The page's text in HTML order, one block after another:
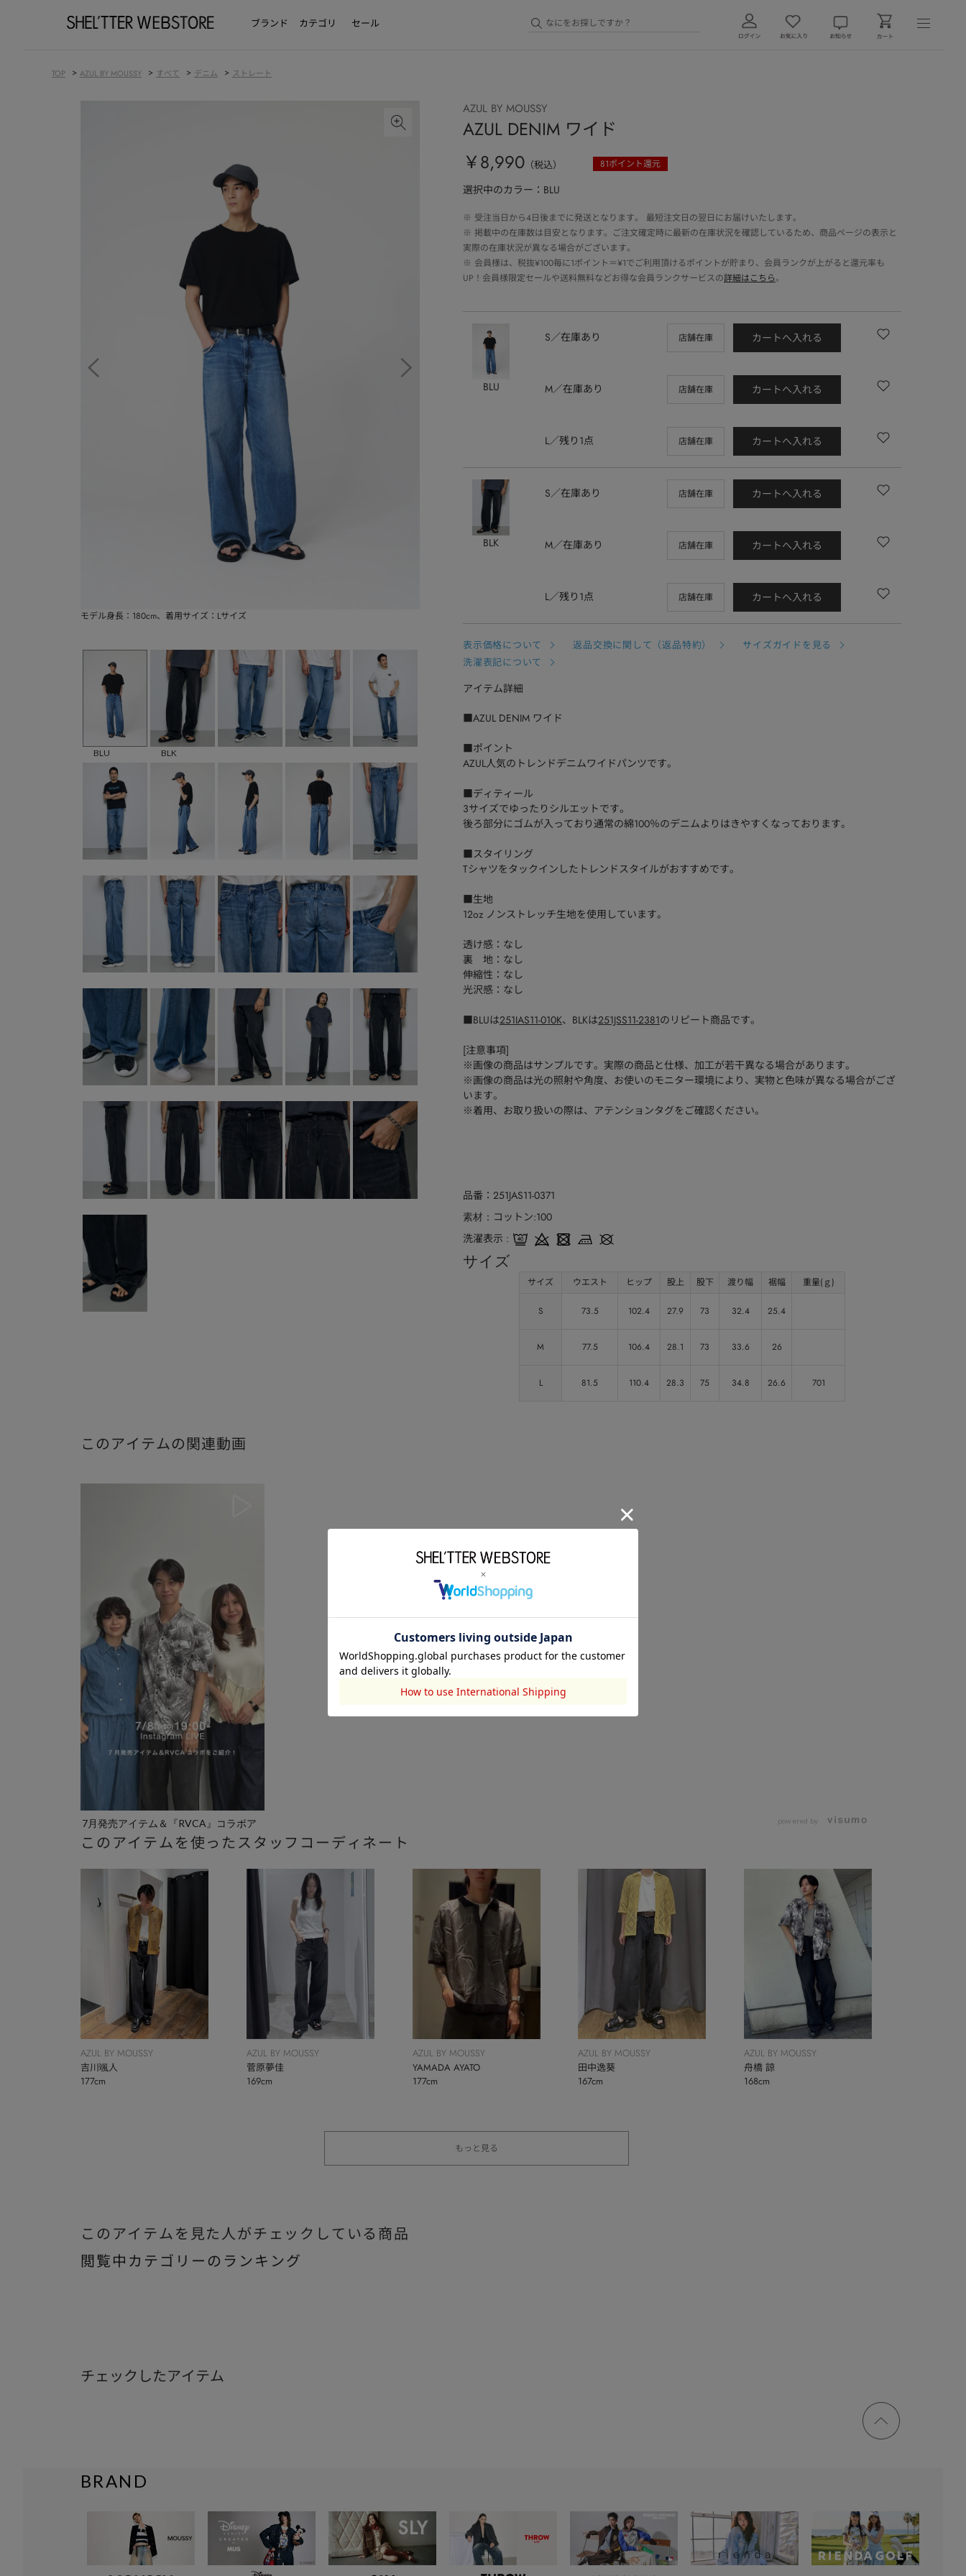
ブランド カテゴリ セール
TOP > AZUL BY MOUSSY > すべて > デニム > ストレート
モデル身長：180cm、着用サイズ：Lサイズ
BLU BLK
AZUL BY MOUSSY
AZUL DENIM ワイド
￥8,990 （税込） 81ポイント還元
選択中のカラー：BLU
※ 受注当日から4日後までに発送となります。 最短注文日の翌日にお届けいたします。
※ 掲載中の在庫数は目安となります。ご注文確定時に最新の在庫状況を確認しているため、商品ページの表示と
実際の在庫状況が異なる場合がございます。
※ 会員様は、税抜¥100毎に1ポイント＝¥1でご利用頂けるポイントが貯まり、会員ランクが上がると還元率も
UP！会員様限定セールや送料無料などお得な会員ランクサービスの詳細はこちら。
BLU
S 在庫あり 店舗在庫 カートへ入れる
M 在庫あり 店舗在庫 カートへ入れる
L 残り1点 店舗在庫 カートへ入れる
BLK
S 在庫あり 店舗在庫 カートへ入れる
M 在庫あり 店舗在庫 カートへ入れる
L 残り1点 店舗在庫 カートへ入れる
表示価格について 返品交換に関して（返品特約）
サイズガイドを見る
洗濯表記について
アイテム詳細
■AZUL DENIM ワイド
■ポイント
AZUL人気のトレンドデニムワイドパンツです。
■ディティール
3サイズでゆったりシルエットです。
後ろ部分にゴムが入っており通常の綿100％のデニムよりはきやすくなっております。
■スタイリング
Tシャツをタックインしたトレンドスタイルがおすすめです。
■生地
12oz ノンストレッチ生地を使用しています。
透け感：なし
裏 地：なし
伸縮性：なし
光沢感：なし
■BLUは251IAS11-010K、BLKは251JSS11-2381のリピート商品です。
[注意事項]
※画像の商品はサンプルです。実際の商品と仕様、加工が若干異なる場合があります。
※画像の商品は光の照射や角度、お使いのモニター環境により、実物と色味が異なる場合がござ
います。
※着用、お取り扱いの際は、アテンションタグをご確認ください。
品番 251JAS11-0371
素材
コットン:100
洗濯表示
サイズ
サイズ ウエスト ヒップ 股上 股下 渡り幅 裾幅 重量(ｇ)
S 73.5 102.4 27.9 73 32.4 25.4
M 77.5 106.4 28.1 73 33.6 26
L 81.5 110.4 28.3 75 34.8 26.6 701
このアイテムの関連動画
7月発売アイテム＆『RVCA』コラボア
イ...
powered by
このアイテムを使ったスタッフコーディネート
AZUL BY MOUSSY
吉川颯人
177cm
AZUL BY MOUSSY
菅原夢佳
169cm
AZUL BY MOUSSY
YAMADA AYATO
177cm
AZUL BY MOUSSY
田中逸葵
167cm
AZUL BY MOUSSY
舟橋 諒
168cm
もっと見る
このアイテムを見た人がチェックしている商品
閲覧中カテゴリーのランキング
チェックしたアイテム
ページ
トップ
BRAND